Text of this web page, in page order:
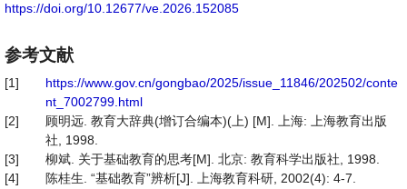
https://doi.org/10.12677/ve.2026.152085
参考文献
[1]
https://www.gov.cn/gongbao/2025/issue_11846/202502/conte
nt_7002799.html
[2]
顾明远. 教育大辞典(增订合编本)(上) [M]. 上海: 上海教育出版
社, 1998.
[3]
柳斌. 关于基础教育的思考[M]. 北京: 教育科学出版社, 1998.
[4]
陈桂生. “基础教育”辨析[J]. 上海教育科研, 2002(4): 4-7.